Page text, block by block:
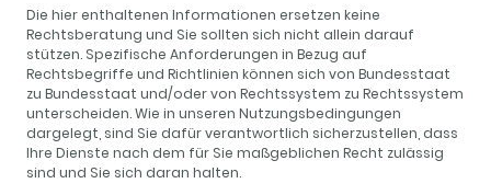
Die hier enthaltenen Informationen ersetzen keine
Rechtsberatung und Sie sollten sich nicht allein darauf
stützen. Spezifische Anforderungen in Bezug auf
Rechtsbegriffe und Richtlinien können sich von Bundesstaat
zu Bundesstaat und/oder von Rechtssystem zu Rechtssystem
unterscheiden. Wie in unseren Nutzungsbedingungen
dargelegt, sind Sie dafür verantwortlich sicherzustellen, dass
Ihre Dienste nach dem für Sie maßgeblichen Recht zulässig
sind und Sie sich daran halten.